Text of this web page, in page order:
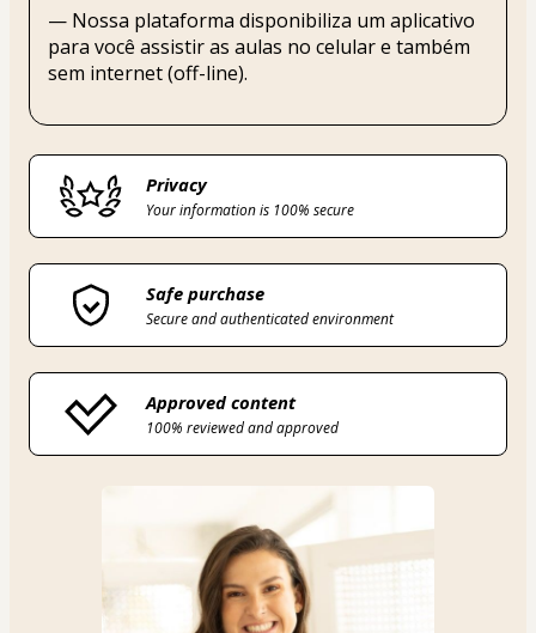
— Nossa plataforma disponibiliza um aplicativo
para você assistir as aulas no celular e também
sem internet (off-line).
Privacy
Your information is 100% secure
Safe purchase
Secure and authenticated environment
Approved content
100% reviewed and approved